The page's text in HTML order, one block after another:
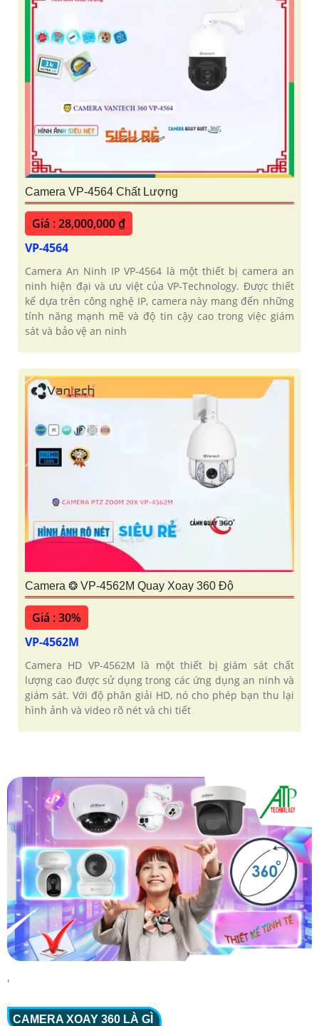
Camera VP-4564 Chất Lượng
Giá : 28,000,000 ₫
VP-4564
Camera An Ninh IP VP-4564 là một thiết bị camera an
ninh hiện đại và ưu việt của VP-Technology. Được thiết
kế dựa trên công nghệ IP, camera này mang đến những
tính năng mạnh mẽ và độ tin cậy cao trong việc giám
sát và bảo vệ an ninh
Camera ❂ VP-4562M Quay Xoay 360 Độ
Giá : 30%
VP-4562M
Camera HD VP-4562M là một thiết bị giám sát chất
lượng cao được sử dụng trong các ứng dụng an ninh và
giám sát. Với độ phân giải HD, nó cho phép bạn thu lại
hình ảnh và video rõ nét và chi tiết
'
CAMERA XOAY 360 LÀ GÌ